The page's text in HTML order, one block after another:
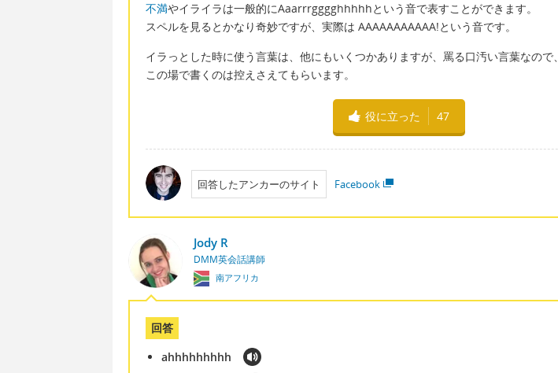
不満やイライラは一般的にAaarrrgggghhhhhという音で表すことができます。
スペルを見るとかなり奇妙ですが、実際は AAAAAAAAAAA!という音です。
イラっとした時に使う言葉は、他にもいくつかありますが、罵る口汚い言葉なので、
この場で書くのは控えさえてもらいます。
役に立った 47
回答したアンカーのサイト Facebook
Jody R
DMM英会話講師
南アフリカ
回答
ahhhhhhhhh